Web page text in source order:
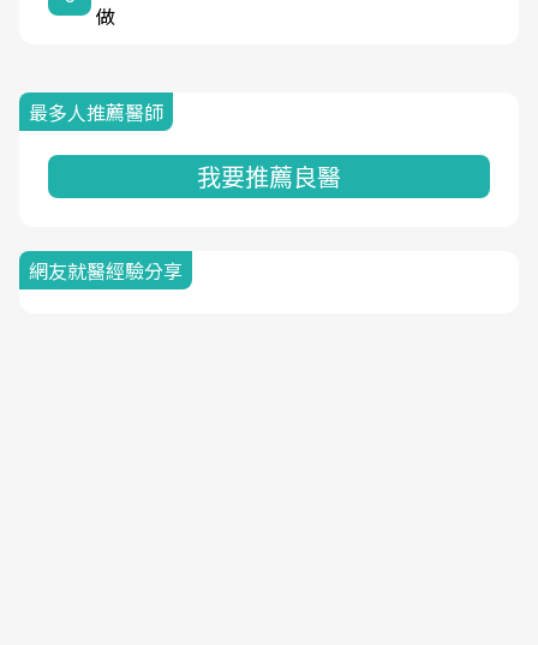
做
最多人推薦醫師
我要推薦良醫
網友就醫經驗分享